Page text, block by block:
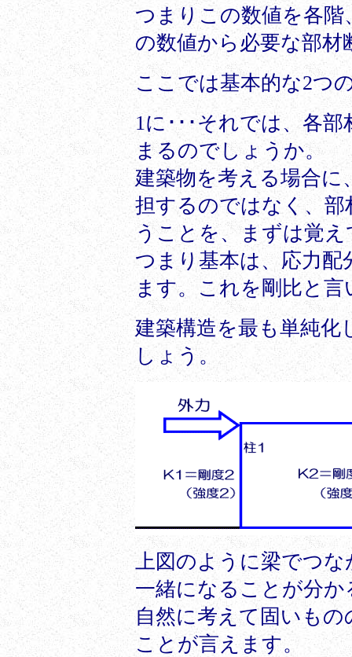
つまりこの数値を各
の数値から必要な部材
ここでは基本的な2つ
1に･･･それでは、各
まるのでしょうか。
建築物を考える場合に
担するのではなく、
うことを、まずは覚
つまり基本は、応力配
ます。これを剛比と言
建築構造を最も単純化
しょう。
上図のように梁でつ
一緒になることが分
自然に考えて固いも
ことが言えます。